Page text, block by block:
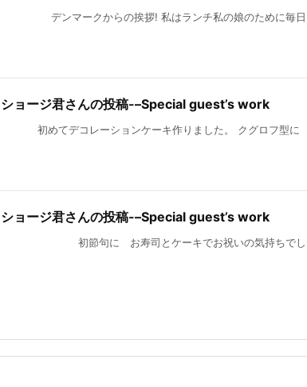
デンマークからの挨拶! 私はランチ私の娘のために毎日
ショージ君さんの投稿-–Special guest’s work
初めてデコレーションケーキ作りました。 クグロフ型に
ショージ君さんの投稿-–Special guest’s work
初節句に お寿司とケーキでお祝いの気持ちでし